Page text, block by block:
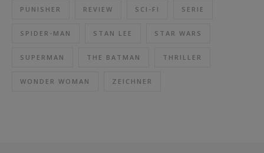
PUNISHER REVIEW SCI-FI SERIE
SPIDER-MAN STAN LEE STAR WARS
SUPERMAN THE BATMAN THRILLER
WONDER WOMAN ZEICHNER